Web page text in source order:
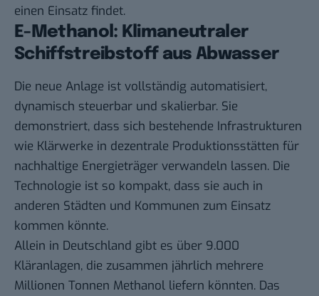
einen Einsatz findet.
E-Methanol: Klimaneutraler
Schiffstreibstoff aus Abwasser
Die neue Anlage ist vollständig automatisiert,
dynamisch steuerbar und skalierbar. Sie
demonstriert, dass sich bestehende Infrastrukturen
wie Klärwerke in dezentrale Produktionsstätten für
nachhaltige Energieträger verwandeln lassen. Die
Technologie ist so kompakt, dass sie auch in
anderen Städten und Kommunen zum Einsatz
kommen könnte.
Allein in Deutschland gibt es über 9.000
Kläranlagen, die zusammen jährlich mehrere
Millionen Tonnen Methanol liefern könnten. Das